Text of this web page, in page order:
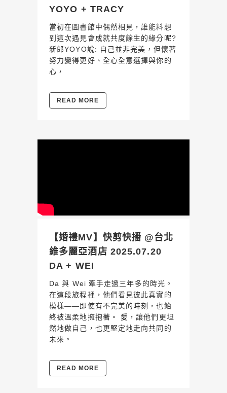
YOYO + TRACY
當初在圖書館中偶然相見，誰能料想
到這次遇見會成就共度餘生的緣分呢?
新郎YOYO說: 自己並非完美，但懷著
努力變得更好、全心全意選擇與你的
心，
READ MORE
【婚禮MV】快剪快播 @台北
維多麗亞酒店 2025.07.20
DA + WEI
Da 與 Wei 牽手走過三年多的時光。
在這段旅程裡，他們看見彼此真實的
模樣——即使有不完美的時刻，也始
終被溫柔地擁抱著。 愛，讓他們更坦
然地做自己，也更堅定地走向共同的
未來。
READ MORE